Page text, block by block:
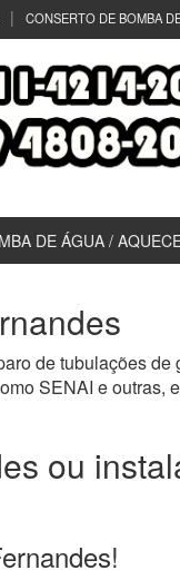
CONSERTO DE BOMBA
DE ÁGUA /
de tubulações de
SENAI e outras,
ou